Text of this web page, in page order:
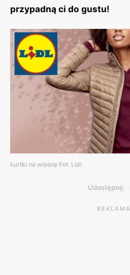
przypadną ci do gustu!
kurtki na wiosnę Fot. Lidl
Udostępnij:
REKLAMA